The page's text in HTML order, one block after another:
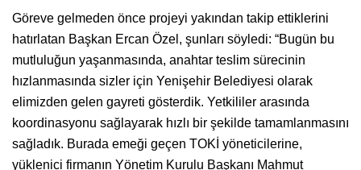
Göreve gelmeden önce projeyi yakından takip ettiklerini
hatırlatan Başkan Ercan Özel, şunları söyledi: “Bugün bu
mutluluğun yaşanmasında, anahtar teslim sürecinin
hızlanmasında sizler için Yenişehir Belediyesi olarak
elimizden gelen gayreti gösterdik. Yetkililer arasında
koordinasyonu sağlayarak hızlı bir şekilde tamamlanmasını
sağladık. Burada emeği geçen TOKİ yöneticilerine,
yüklenici firmanın Yönetim Kurulu Başkanı Mahmut